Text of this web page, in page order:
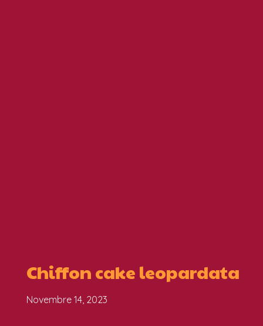
Chiffon cake leopardata
Novembre 14, 2023